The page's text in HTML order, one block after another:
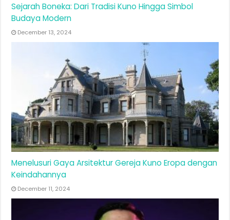
Sejarah Boneka: Dari Tradisi Kuno Hingga Simbol
Budaya Modern
December 13, 2024
Menelusuri Gaya Arsitektur Gereja Kuno Eropa dengan
Keindahannya
December 11, 2024